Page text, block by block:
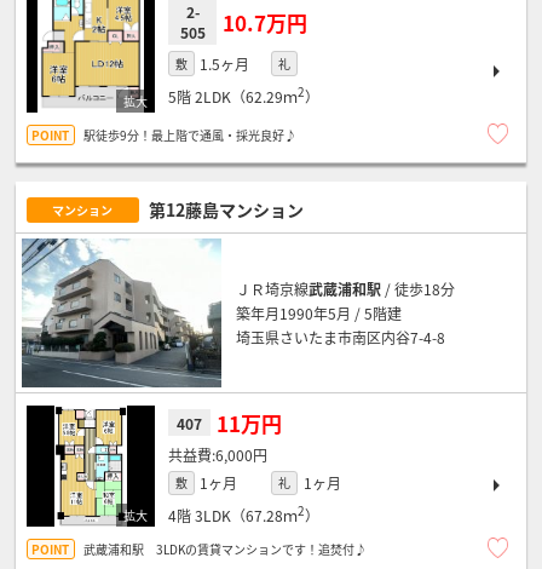
2-
505
10.7万円
敷 1.5ヶ月 礼
5階2LDK（62.29ｍ2）
駅徒歩9分！最上階で通風・採光良好♪
マンション 第12藤島マンション
ＪＲ埼京線武蔵浦和駅 / 徒歩18分
築年月1990年5月 / 5階建
埼玉県さいたま市南区内谷7-4-8
407 11万円
6,000円
敷 1ヶ月 礼
1ヶ月
4階3LDK（67.28ｍ2）
武蔵浦和駅 3LDKの賃貸マンションです！追焚付♪